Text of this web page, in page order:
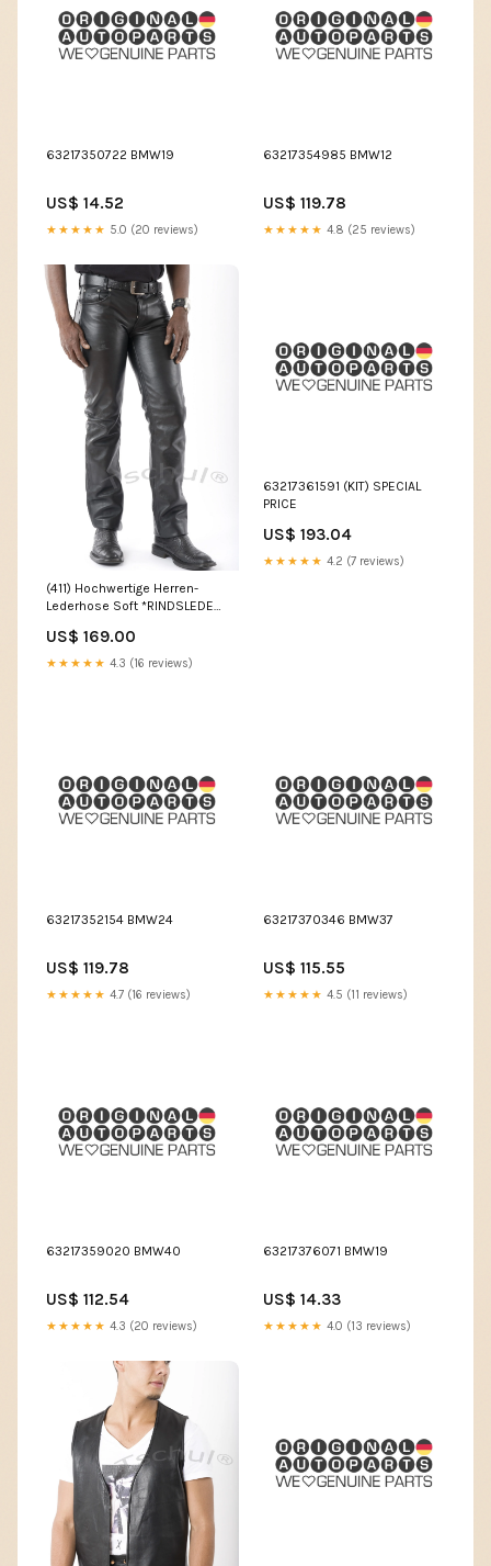
63217350722 BMW19
US$ 14.52
★★★★★ 5.0 (20 reviews)
63217354985 BMW12
US$ 119.78
★★★★★ 4.8 (25 reviews)
(411) Hochwertige Herren-
Lederhose Soft *RINDSLEDER-
US$ 169.00
★★★★★ 4.3 (16 reviews)
63217361591 (KIT) SPECIAL
PRICE
US$ 193.04
★★★★★ 4.2 (7 reviews)
63217352154 BMW24
US$ 119.78
★★★★★ 4.7 (16 reviews)
63217370346 BMW37
US$ 115.55
★★★★★ 4.5 (11 reviews)
63217359020 BMW40
US$ 112.54
★★★★★ 4.3 (20 reviews)
63217376071 BMW19
US$ 14.33
★★★★★ 4.0 (13 reviews)